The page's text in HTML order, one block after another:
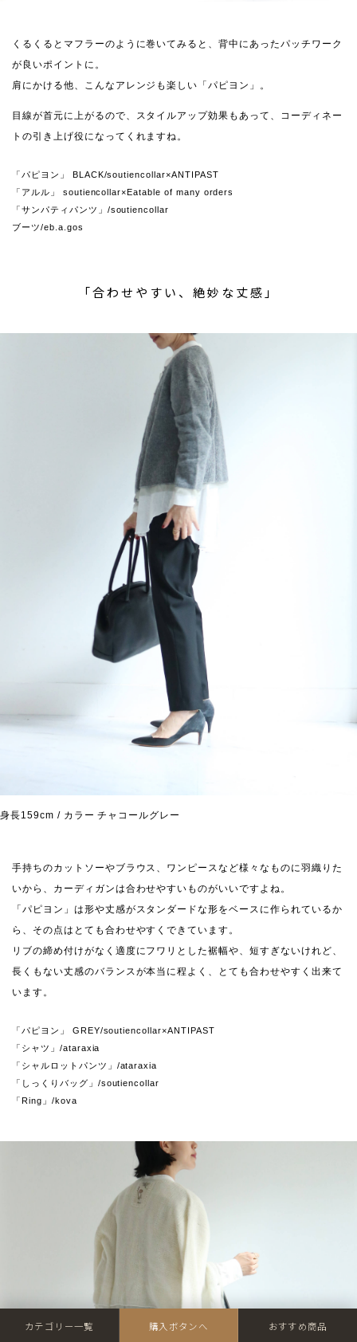
くるくるとマフラーのように巻いてみると、背中にあったパッチワーク
が良いポイントに。
肩にかける他、こんなアレンジも楽しい「パピヨン」。
目線が首元に上がるので、スタイルアップ効果もあって、コーディネー
トの引き上げ役になってくれますね。
「パピヨン」 BLACK/soutiencollar×ANTIPAST
「アルル」 soutiencollar×Eatable of many orders
「サンパティパンツ」/soutiencollar
ブーツ/eb.a.gos
「合わせやすい、絶妙な丈感」
身長159cm / カラー チャコールグレー
手持ちのカットソーやブラウス、ワンピースなど様々なものに羽織りた
いから、カーディガンは合わせやすいものがいいですよね。
「パピヨン」は形や丈感がスタンダードな形をベースに作られているか
ら、その点はとても合わせやすくできています。
リブの締め付けがなく適度にフワリとした裾幅や、短すぎないけれど、
長くもない丈感のバランスが本当に程よく、とても合わせやすく出来て
います。
「パピヨン」 GREY/soutiencollar×ANTIPAST
「シャツ」/ataraxia
「シャルロットパンツ」/ataraxia
「しっくりバッグ」/soutiencollar
「Ring」/kova
カテゴリー一覧 購入ボタンへ おすすめ商品